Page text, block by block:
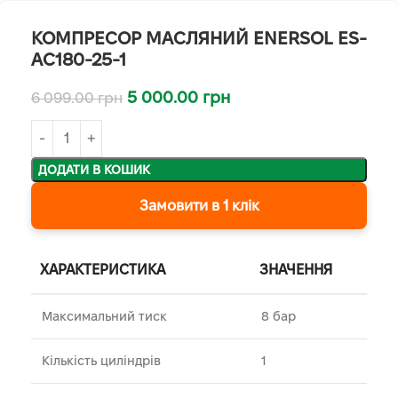
КОМПРЕСОР МАСЛЯНИЙ ENERSOL ES-
AC180-25-1
6 099.00грн 5 000.00 грн
ДОДАТИ В КОШИК
Замовити в 1 клік
ХАРАКТЕРИСТИКА ЗНАЧЕННЯ
Максимальний тиск 8 бар
Кількість циліндрів 1